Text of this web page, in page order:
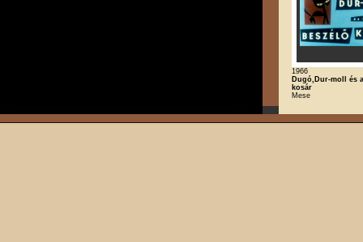
1966
Dugó,Dur-moll és
kosár
Mese